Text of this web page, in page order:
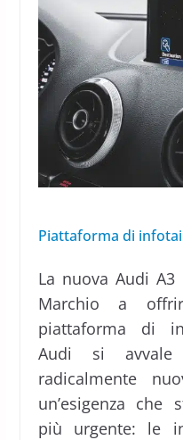
Piattaforma di
La nuova Audi
Marchio a
piattaforma di
Audi si avvale
radicalmente
un’esigenza che
più urgente: le